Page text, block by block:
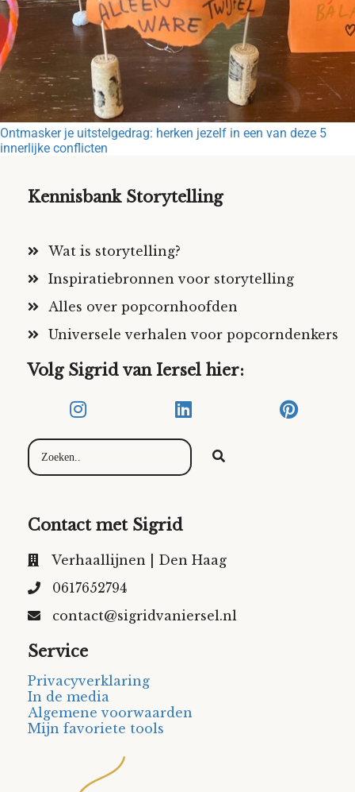
Ontmasker je uitstelgedrag: herken jezelf in een van deze 5
innerlijke conflicten
Kennisbank Storytelling
Wat is storytelling?
Inspiratiebronnen voor storytelling
Alles over popcornhoofden
Universele verhalen voor popcorndenkers
Volg Sigrid van Iersel hier:
Contact met Sigrid
Verhaallijnen | Den Haag
0617652794
contact@sigridvaniersel.nl
Service
Privacyverklaring
In de media
Algemene voorwaarden
Mijn favoriete tools